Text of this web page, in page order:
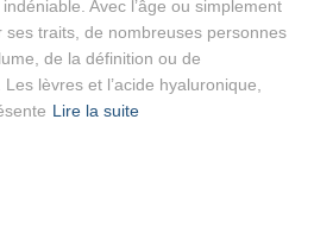
Avec l’âge ou simplement
ses traits, de nombreuses personnes
de la définition ou de
lèvres et l’acide hyaluronique,
Lire la suite